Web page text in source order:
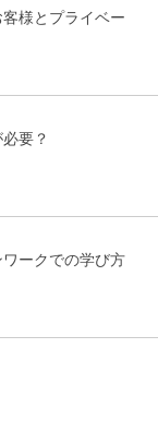
様とプライベー
要？
ークでの学び方